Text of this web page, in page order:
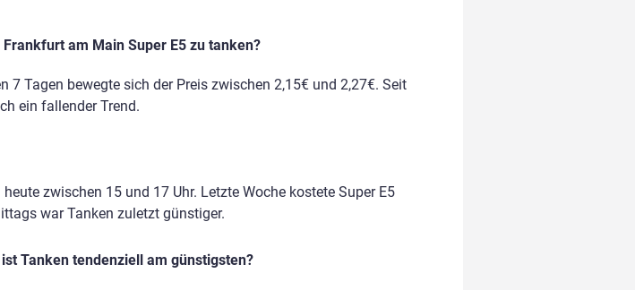
am Main Super E5 zu tanken?
Tagen bewegte sich der Preis zwischen 2,15€ und 2,27€. Seit
ein fallender Trend.
zwischen 15 und 17 Uhr. Letzte Woche kostete Super E5
war Tanken zuletzt günstiger.
Tanken tendenziell am günstigsten?